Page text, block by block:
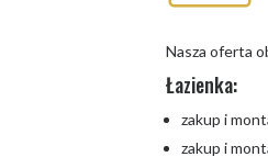
Nasza oferta
Łazienka:
zakup i
zakup i